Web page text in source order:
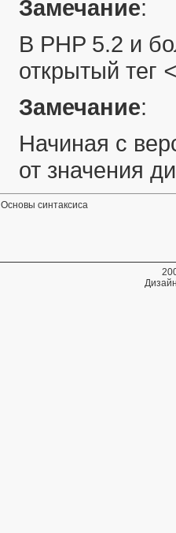
Замечание:
В PHP 5.2 и
открытый тег
Замечание:
Начиная с
от значения
Основы синтаксиса